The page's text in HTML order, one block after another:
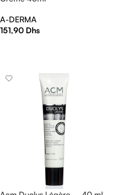
A-DERMA
151,90 Dhs